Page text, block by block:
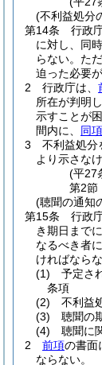
(不利益処分
第14条
行政
に対し、同
らない。 た
迫った必要
2
行政庁は、
所在が判明
示すことが
間内に、 同項
3
不利益処分
より示さな
(平27
第2節
(聴聞の通知
第15条
行政
き期日まで
なるべき者
ければならな
(1)
予定さ
条項
(2)
不利益
(3)
聴聞の
(4)
聴聞に
2
前項の書面
ならない。